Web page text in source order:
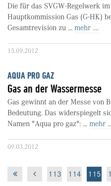
Die für das SVGW-Regelwerk
Hauptkommission Gas (G-HK)
Gesamtrevision zu ... mehr ....
15.09.2012
AQUA PRO GAZ
Gas an der Wassermesse
Gas gewinnt an der Messe von
Bedeutung. Das widerspiegelt
Namen "Aqua pro gaz": ... mehr
09.03.2012
113 114 115